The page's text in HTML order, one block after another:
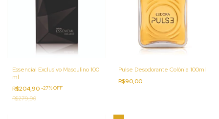
Essencial Exclusivo Masculino 100
ml
R$204,90 -27%OFF
R$279,90
Pulse Desodorante Colônia 100ml
R$90,00